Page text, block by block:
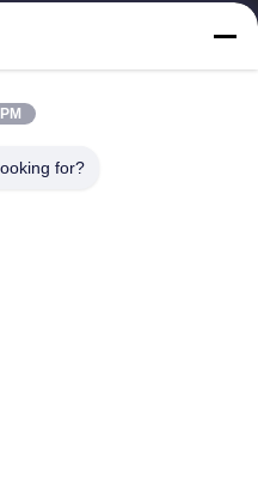
en exporteur van
wij een volledige lijn van
Producten
for?